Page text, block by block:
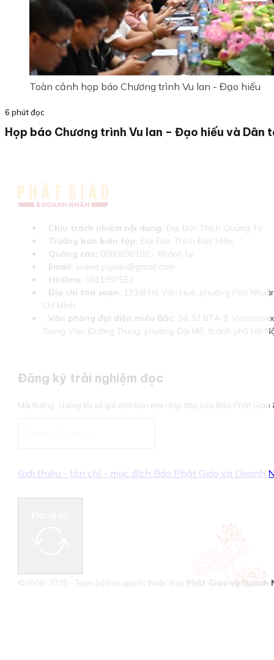
Toàn cảnh họp báo Chương trình Vu lan - Đạo hiếu
6 phút đọc
Họp báo Chương trình Vu lan – Đạo hiếu và Dân
Chịu trách nhiệm nội dung: Đại Đức Thích Quảng Tú
Trưởng ban biên tập: Đại Đức Thích Đức Hiển
Quảng cáo: 0989030102 - Khánh Ly
Email: online.pgvdn@gmail.com
Hotline: 0911997552
Địa chỉ tòa soạn: 133/8 Hồ Văn Huê, phường Phú
Chí Minh
Văn phòng đại diện miền Bắc: Số 32 BT4-3,
Trung Văn, Đường Trung, phường Đại Mỗ, thành phố Hà
Đăng ký trải nghiệm đọc
Mỗi tháng, chúng tôi sẽ gửi đến bạn mọi nhịp đập của Báo Phật Giáo
Giới thiệu - tôn chỉ - mục đích Báo Phật Giáo và Doanh
©2006-2025 - Toàn bộ bản quyền thuộc Báo Phật Giáo và Doanh